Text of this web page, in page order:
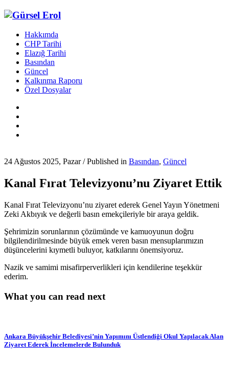
Hakkımda
CHP Tarihi
Elazığ Tarihi
Basından
Güncel
Kalkınma Raporu
Özel Dosyalar
24 Ağustos 2025, Pazar /Published in Basından, Güncel
Kanal Fırat Televizyonu’nu Ziyaret Ettik
Kanal Fırat Televizyonu’nu ziyaret ederek Genel Yayın Yönetmeni
Zeki Akbıyık ve değerli basın emekçileriyle bir araya geldik.
Şehrimizin sorunlarının çözümünde ve kamuoyunun doğru
bilgilendirilmesinde büyük emek veren basın mensuplarımızın
düşüncelerini kıymetli buluyor, katkılarını önemsiyoruz.
Nazik ve samimi misafirperverlikleri için kendilerine teşekkür
ederim.
What you can read next
Ankara Büyükşehir Belediyesi’nin Yapımını Üstlendiği Okul Yapılacak Alan
Ziyaret Ederek İncelemelerde Bulunduk